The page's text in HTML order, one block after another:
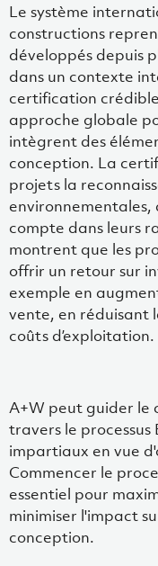
Le système
constructions
développés depuis
dans un contexte
certification
approche globale
intègrent des
conception. La
projets la
environnementales,
compte dans leurs
montrent que les
offrir un retour sur
exemple en
vente, en réduisant
coûts d’exploitation.
A+W peut guider le
travers le processus
impartiaux en vue
Commencer le
essentiel pour
minimiser l'impact
conception.